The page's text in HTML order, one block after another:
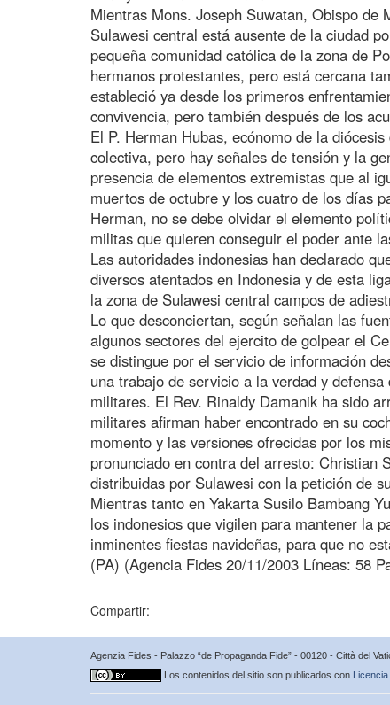
Mientras Mons. Joseph Suwatan, Obispo de
Sulawesi central está ausente de la ciudad
pequeña comunidad católica de la zona de
hermanos protestantes, pero está cercana
estableció ya desde los primeros
convivencia, pero también después de los
El P. Herman Hubas, ecónomo de la
colectiva, pero hay señales de tensión y la
presencia de elementos extremistas que al
muertos de octubre y los cuatro de los días
Herman, no se debe olvidar el elemento
militas que quieren conseguir el poder ante
Las autoridades indonesias han declarado
diversos atentados en Indonesia y de esta
la zona de Sulawesi central campos de
Lo que desconciertan, según señalan las
algunos sectores del ejercito de golpear el
se distingue por el servicio de información
una trabajo de servicio a la verdad y
militares. El Rev. Rinaldy Damanik ha sido
militares afirman haber encontrado en su
momento y las versiones ofrecidas por los
pronunciado en contra del arresto: Christian
distribuidas por Sulawesi con la petición de
Mientras tanto en Yakarta Susilo Bambang
los indonesios que vigilen para mantener la
inminentes fiestas navideñas, para que no
(PA) (Agencia Fides 20/11/2003 Líneas: 58
Compartir:
Agenzia Fides - Palazzo “de Propaganda Fide” - 00120 - Città del
Los contenidos del sitio son publicados con